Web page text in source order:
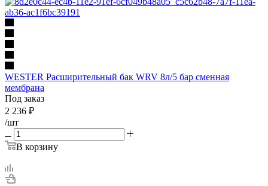
WESTER Расширительный бак WRV 8л/5 бар сменная
мембрана
Под заказ
2 236 ₽
/шт
В корзину